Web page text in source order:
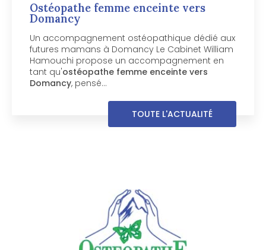
Ostéopathe pour chien vers
Chamonix-Mont-Blanc
Votre chien mérite un ostéopathe spécialisé
près de Chamonix-Mont-Blanc Votre chien
boite, manque de souplesse ou semble
inconfortable dans ses mouvements ? Le
Cabinet William Hamouchi, basé à Passy…
TOUTE L'ACTUALITÉ